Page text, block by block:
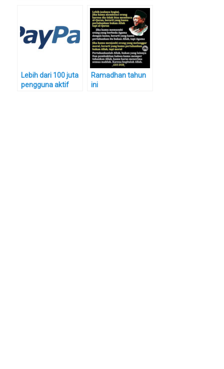
Lokal
Lebih dari 100 juta
pengguna aktif
Ramadhan tahun
ini